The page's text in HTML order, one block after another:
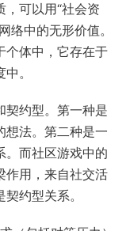
可以用“社会资
络中的无形价值。
个体中，它存在于
。
契约型。第一种是
想法。第二种是一
。而社区游戏中的
作用，来自社交活
约型关系。